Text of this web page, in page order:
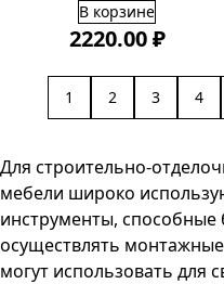
В корзине
2220.00 ₽
1 2 3 4
Для строительно-
мебели широко
инструменты, способные
осуществлять
могут использовать для